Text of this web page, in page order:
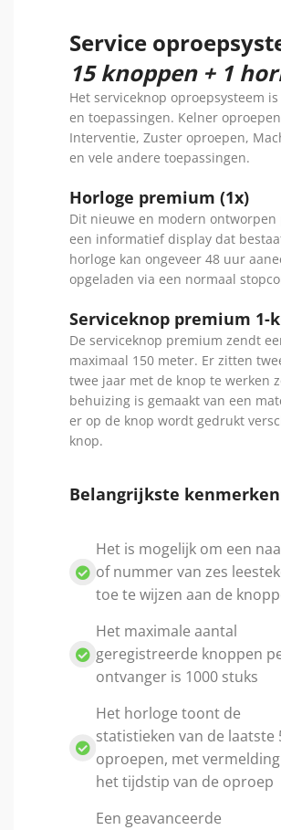
Service
15 knoppen + 1
Het serviceknop oproepsysteem
en toepassingen. Kelner
Interventie, Zuster oproepen,
en vele andere toepassingen.
Horloge premium (1x)
Dit nieuwe en modern
een informatief display dat
horloge kan ongeveer 48 uur
opgeladen via een normaal
Serviceknop premium 1-
De serviceknop premium zendt
maximaal 150 meter. Er zitten
twee jaar met de knop te werken
behuizing is gemaakt van een
er op de knop wordt gedrukt
knop.
Belangrijkste
Het is mogelijk om een
of nummer van zes
toe te wijzen aan de
Het maximale aantal
geregistreerde knoppen
ontvanger is 1000 stuks
Het horloge toont de
statistieken van de laatste
oproepen, met
het tijdstip van de oproep
Een geavanceerde